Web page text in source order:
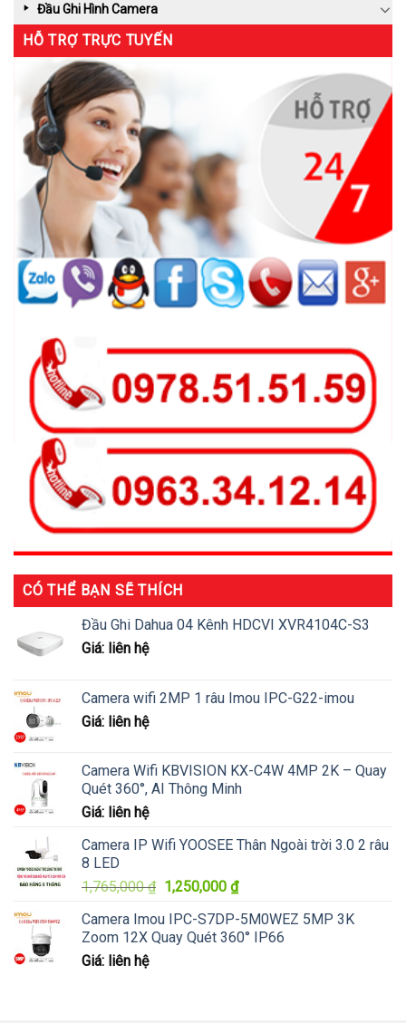
Đầu Ghi Hình Camera
HỖ TRỢ TRỰC TUYẾN
CÓ THỂ BẠN SẼ THÍCH
Đầu Ghi Dahua 04 Kênh HDCVI XVR4104C-S3
Giá: liên hệ
Camera wifi 2MP 1 râu Imou IPC-G22-imou
Giá: liên hệ
Camera Wifi KBVISION KX-C4W 4MP 2K – Quay
Quét 360°, AI Thông Minh
Giá: liên hệ
Camera IP Wifi YOOSEE Thân Ngoài trời 3.0 2 râu
8 LED
1,765,000₫ Giá
là:
1,765,000 ₫.
1,250,000 ₫Giá
tại
là:
Camera Imou IPC-S7DP-5M0WEZ 5MP 3K
Zoom 12X Quay Quét 360° IP66
Giá: liên hệ